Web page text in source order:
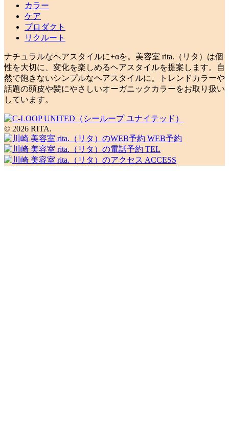
カラー
ケア
プロダクト
リクルート
ナチュラルなヘアスタイルに+αを。美容室 rita.（リタ）は個
性を大切に、変化を楽しめるヘアスタイルを提案します。自
然で飽きないシンプルなヘアスタイルに。トレンドカラーや
話題の頭皮や髪にやさしいオーガニックカラーをお取り扱い
しています。
© 2026 RITA.
WEB予約
TEL
ACCESS